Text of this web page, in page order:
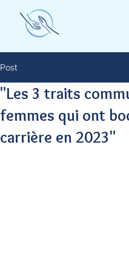
Post
"Les 3 traits
femmes qui ont
carrière en 2023"